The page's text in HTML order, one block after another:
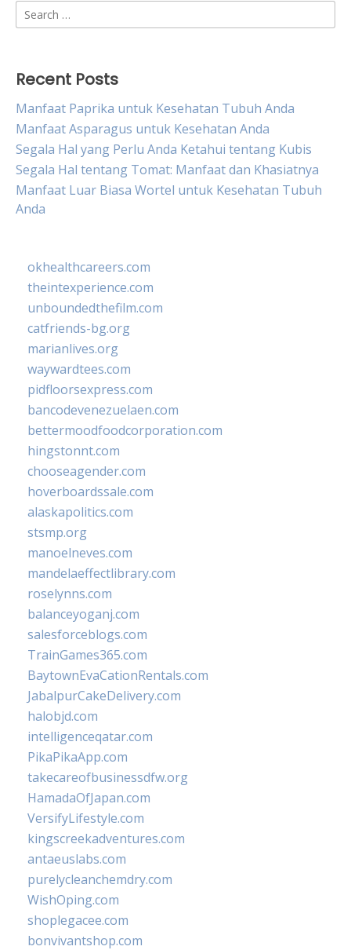
Search
for:
Recent Posts
Manfaat Paprika untuk Kesehatan Tubuh Anda
Manfaat Asparagus untuk Kesehatan Anda
Segala Hal yang Perlu Anda Ketahui tentang Kubis
Segala Hal tentang Tomat: Manfaat dan Khasiatnya
Manfaat Luar Biasa Wortel untuk Kesehatan Tubuh
Anda
okhealthcareers.com
theintexperience.com
unboundedthefilm.com
catfriends-bg.org
marianlives.org
waywardtees.com
pidfloorsexpress.com
bancodevenezuelaen.com
bettermoodfoodcorporation.com
hingstonnt.com
chooseagender.com
hoverboardssale.com
alaskapolitics.com
stsmp.org
manoelneves.com
mandelaeffectlibrary.com
roselynns.com
balanceyoganj.com
salesforceblogs.com
TrainGames365.com
BaytownEvaCationRentals.com
JabalpurCakeDelivery.com
halobjd.com
intelligenceqatar.com
PikaPikaApp.com
takecareofbusinessdfw.org
HamadaOfJapan.com
VersifyLifestyle.com
kingscreekadventures.com
antaeuslabs.com
purelycleanchemdry.com
WishOping.com
shoplegacee.com
bonvivantshop.com